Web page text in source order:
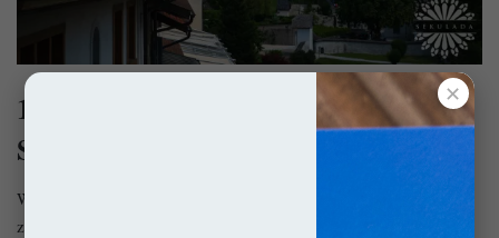
10 najpiękniejszych zamków w
Szwajcarii
Wybór 10 najpiękniejszych zamków w Szwajcarii to oczywiście
zaledwie skrawek całego bogactwa zamkowego kraju w którym
✕